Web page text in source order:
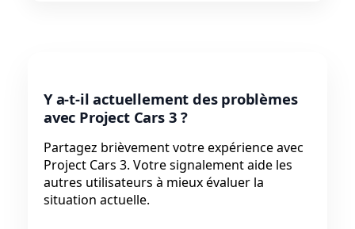
Y a-t-il actuellement des problèmes
avec Project Cars 3 ?
Partagez brièvement votre expérience avec
Project Cars 3. Votre signalement aide les
autres utilisateurs à mieux évaluer la
situation actuelle.